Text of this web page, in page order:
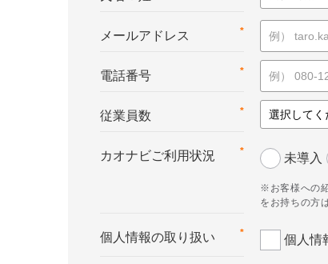
*
メールアドレス
*
電話番号
*
従業員数
*
カオナビご利用状況 未導入
※お客様への
をお持ちの方
*
個人情報の取り扱い 個人情